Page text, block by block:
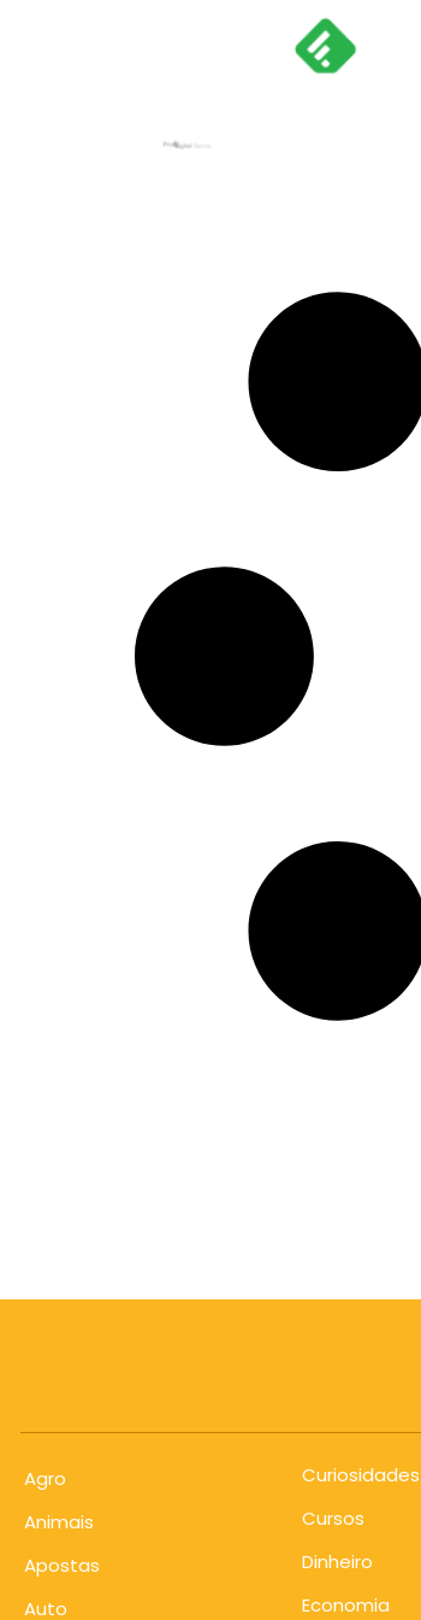
Agro
Animais
Apostas
Auto
Curiosidades
Cursos
Dinheiro
Economia